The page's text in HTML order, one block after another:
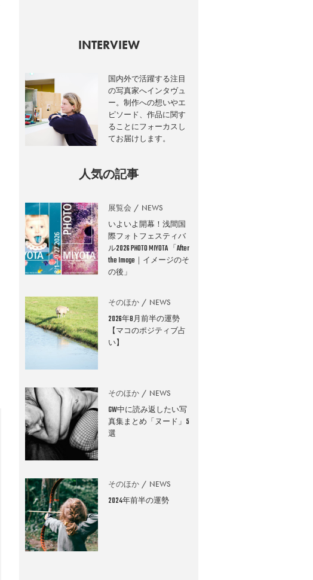
INTERVIEW
国内外で活躍する注目
の写真家へインタヴュ
ー。制作への想いやエ
ピソード、作品に関す
ることにフォーカスし
てお届けします。
人気の記事
展覧会 NEWS
いよいよ開幕！浅間国
際フォトフェスティバ
ル2026 PHOTO MIYOTA 「After
the Image｜イメージのそ
の後」
そのほか NEWS
2026年8月前半の運勢
【マコのポジティブ占
い】
そのほか NEWS
GW中に読み返したい写
真集まとめ「ヌード」5
選
そのほか NEWS
2024年前半の運勢